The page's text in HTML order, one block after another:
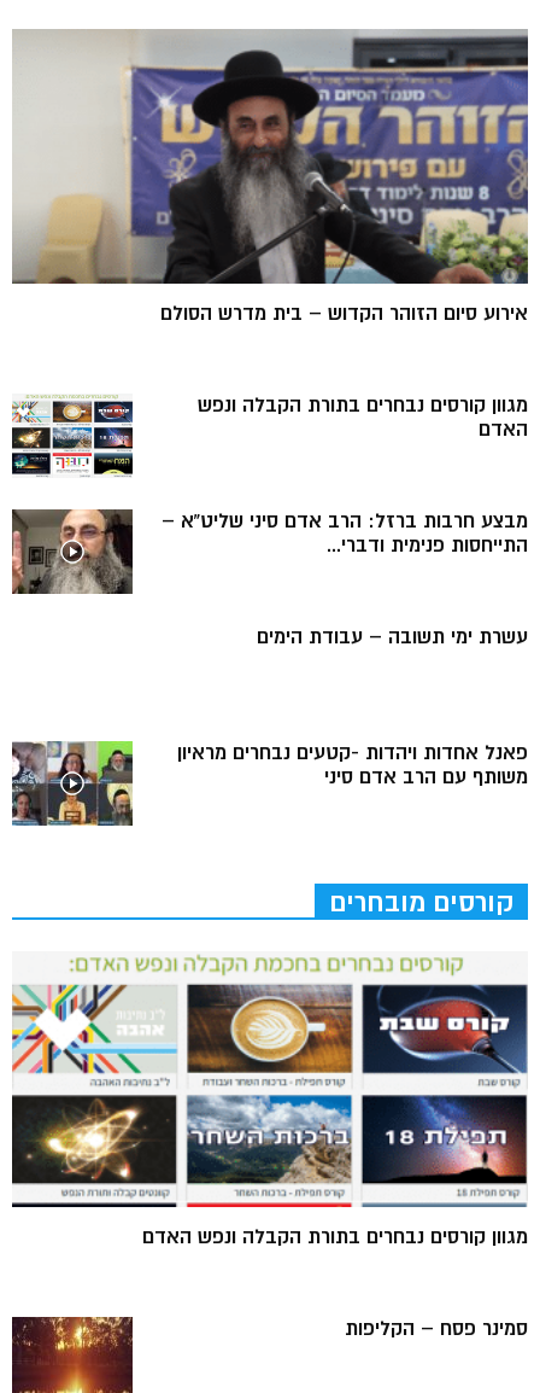
אירוע סיום הזוהר הקדוש – בית מדרש הסולם
מגוון קורסים נבחרים בתורת הקבלה ונפש
האדם
מבצע חרבות ברזל: הרב אדם סיני שליט”א –
התייחסות פנימית ודברי...
עשרת ימי תשובה – עבודת הימים
פאנל אחדות ויהדות -קטעים נבחרים מראיון
משותף עם הרב אדם סיני
קורסים מובחרים
מגוון קורסים נבחרים בתורת הקבלה ונפש האדם
סמינר פסח – הקליפות